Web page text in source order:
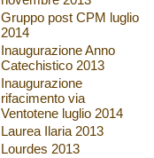
Gruppo post CPM luglio
2014
Inaugurazione Anno
Catechistico 2013
Inaugurazione
rifacimento via
Ventotene luglio 2014
Laurea Ilaria 2013
Lourdes 2013